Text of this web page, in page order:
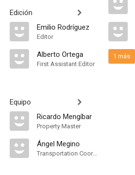
Edición
Emilio Rodríguez
Editor
Alberto Ortega
First Assistant Editor
Equipo
Ricardo Mengíbar
Property Master
Ángel Megino
Transportation Coordinator
1 más